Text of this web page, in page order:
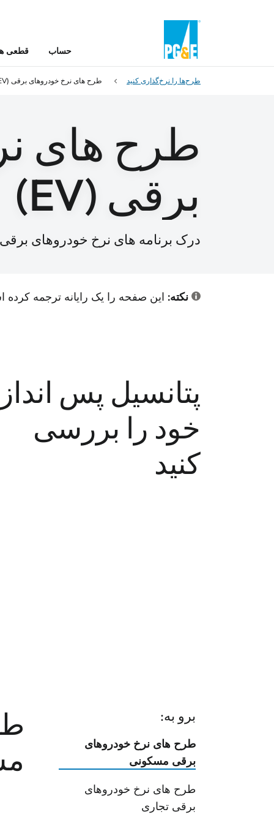
حساب قطعی
طرح‌ها را نرخ‌گذاری کنید طرح های نرخ خودروهای برقی (EV)
طرح های
برقی (EV)
درک برنامه های نرخ خودروهای برقی
نکته: این صفحه را یک رایانه ترجمه کرده
پتانسیل پس انداز
خود را بررسی
کنید
برو به:
طرح های نرخ خودروهای
برقی مسکونی
طرح های نرخ خودروهای
برقی تجاری